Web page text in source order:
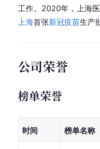
工作。2020年，上海
上海首张新冠疫苗生产
公司荣誉
榜单荣誉
时间 榜单名称